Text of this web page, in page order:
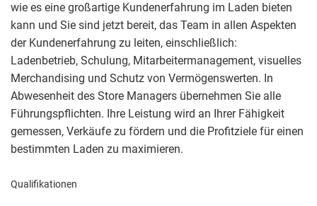
wie es eine großartige Kundenerfahrung im Laden bieten
kann und Sie sind jetzt bereit, das Team in allen Aspekten
der Kundenerfahrung zu leiten, einschließlich:
Ladenbetrieb, Schulung, Mitarbeitermanagement, visuelles
Merchandising und Schutz von Vermögenswerten. In
Abwesenheit des Store Managers übernehmen Sie alle
Führungspflichten. Ihre Leistung wird an Ihrer Fähigkeit
gemessen, Verkäufe zu fördern und die Profitziele für einen
bestimmten Laden zu maximieren.
Qualifikationen